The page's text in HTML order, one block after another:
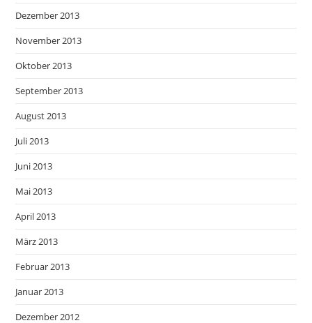
Dezember 2013
November 2013
Oktober 2013
September 2013
August 2013
Juli 2013
Juni 2013
Mai 2013
April 2013
März 2013
Februar 2013
Januar 2013
Dezember 2012